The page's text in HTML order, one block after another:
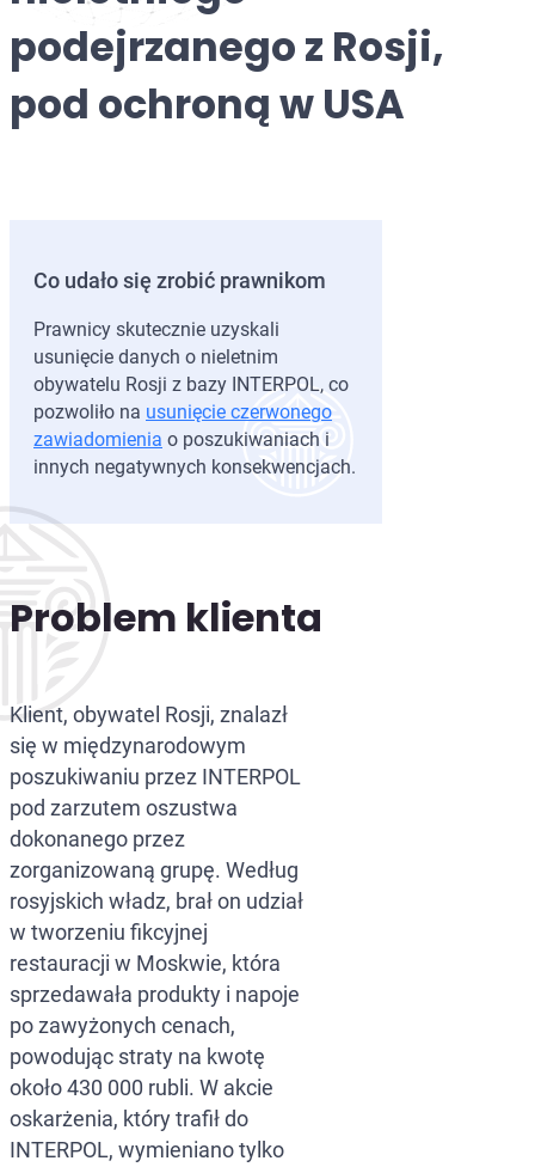
podejrzanego z Rosji,
pod ochroną w USA
Co udało się zrobić prawnikom
Prawnicy skutecznie uzyskali
usunięcie danych o nieletnim
obywatelu Rosji z bazy INTERPOL, co
pozwoliło na usunięcie czerwonego
zawiadomienia o poszukiwaniach i
innych negatywnych konsekwencjach.
Problem klienta
Klient, obywatel Rosji, znalazł
się w międzynarodowym
poszukiwaniu przez INTERPOL
pod zarzutem oszustwa
dokonanego przez
zorganizowaną grupę. Według
rosyjskich władz, brał on udział
w tworzeniu fikcyjnej
restauracji w Moskwie, która
sprzedawała produkty i napoje
po zawyżonych cenach,
powodując straty na kwotę
około 430 000 rubli. W akcie
oskarżenia, który trafił do
INTERPOL, wymieniano tylko